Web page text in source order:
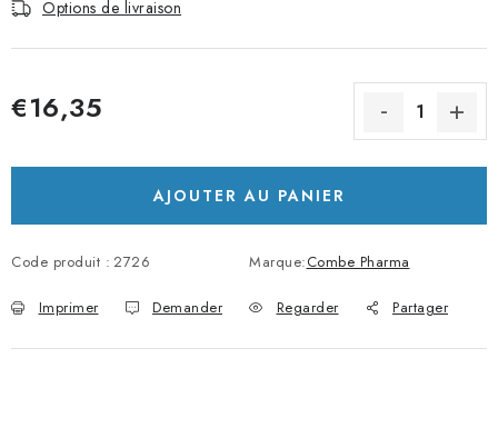
Options de livraison
€16,35
AJOUTER AU PANIER
Code produit : 2726 Marque:Combe Pharma
Imprimer Demander Regarder Partager